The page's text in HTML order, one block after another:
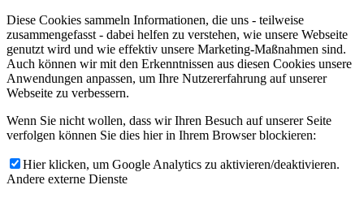
Diese Cookies sammeln Informationen, die uns - teilweise
zusammengefasst - dabei helfen zu verstehen, wie unsere Webseite
genutzt wird und wie effektiv unsere Marketing-Maßnahmen sind.
Auch können wir mit den Erkenntnissen aus diesen Cookies unsere
Anwendungen anpassen, um Ihre Nutzererfahrung auf unserer
Webseite zu verbessern.
Wenn Sie nicht wollen, dass wir Ihren Besuch auf unserer Seite
verfolgen können Sie dies hier in Ihrem Browser blockieren:
Hier klicken, um Google Analytics zu aktivieren/deaktivieren.
Andere externe Dienste